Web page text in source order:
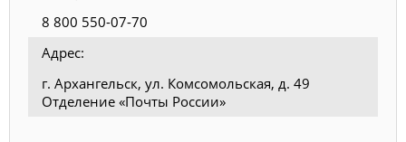
8 800 550-07-70
Адрес:
г. Архангельск, ул. Комсомольская, д. 49
Отделение «Почты России»